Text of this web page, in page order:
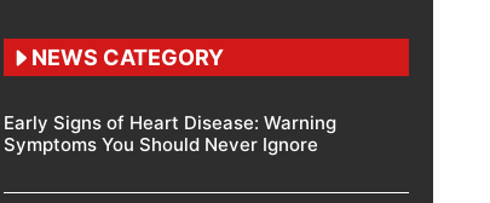
NEWS CATEGORY
Early Signs of Heart Disease: Warning
Symptoms You Should Never Ignore